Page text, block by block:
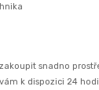
snadno
k dispozici 24